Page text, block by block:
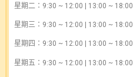
星期二：9:30 ~ 12:00 | 13:00 ~ 18:00
星期三：9:30 ~ 12:00 | 13:00 ~ 18:00
星期四：9:30 ~ 12:00 | 13:00 ~ 18:00
星期五：9:30 ~ 12:00 | 13:00 ~ 18:00